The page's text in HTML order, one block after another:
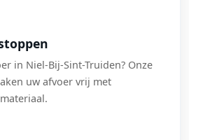
in Niel-Bij-Sint-Truiden? Onze
uw afvoer vrij met